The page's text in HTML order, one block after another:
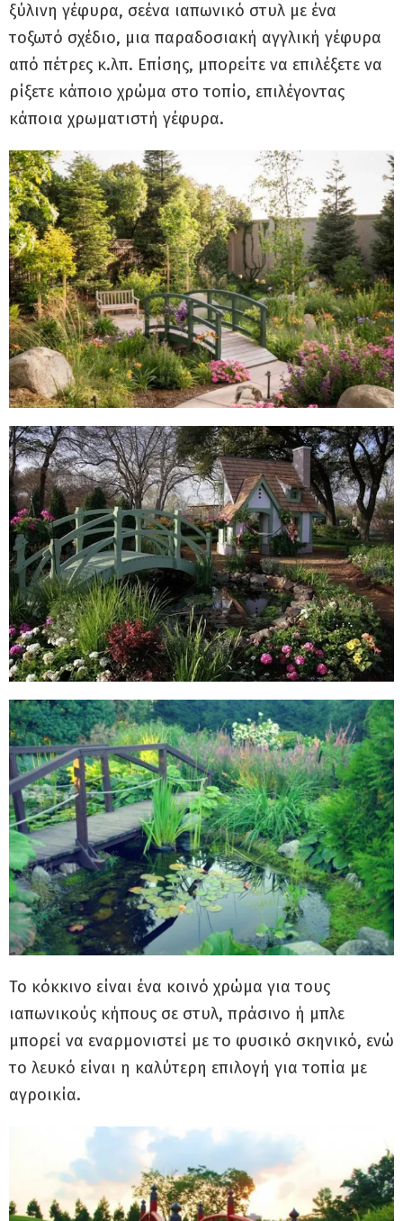
ξύλινη γέφυρα, σεένα ιαπωνικό στυλ με ένα
τοξωτό σχέδιο, μια παραδοσιακή αγγλική γέφυρα
από πέτρες κ.λπ. Επίσης, μπορείτε να επιλέξετε να
ρίξετε κάποιο χρώμα στο τοπίο, επιλέγοντας
κάποια χρωματιστή γέφυρα.
Το κόκκινο είναι ένα κοινό χρώμα για τους
ιαπωνικούς κήπους σε στυλ, πράσινο ή μπλε
μπορεί να εναρμονιστεί με το φυσικό σκηνικό, ενώ
το λευκό είναι η καλύτερη επιλογή για τοπία με
αγροικία.